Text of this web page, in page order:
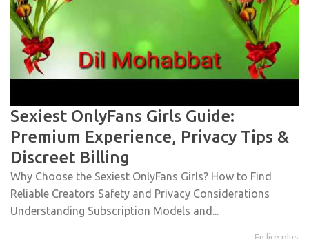
Sexiest OnlyFans Girls Guide:
Premium Experience, Privacy Tips &
Discreet Billing
Why Choose the Sexiest OnlyFans Girls? How to Find
Reliable Creators Safety and Privacy Considerations
Understanding Subscription Models and...